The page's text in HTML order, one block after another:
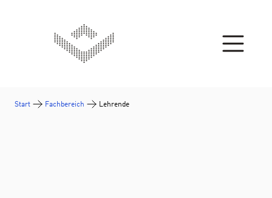
Start Fachbereich Lehrende